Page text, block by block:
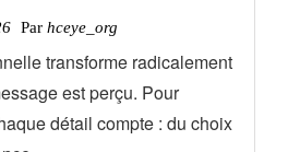
Par hceye_org
transforme radicalement
est perçu. Pour
détail compte : du choix